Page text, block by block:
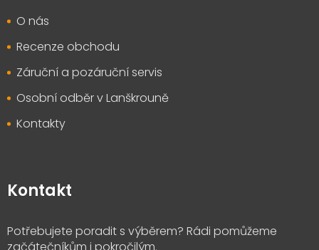
O nás
Recenze obchodu
Záruční a pozáruční servis
Osobní odběr v Lanškrouně
Kontakty
Kontakt